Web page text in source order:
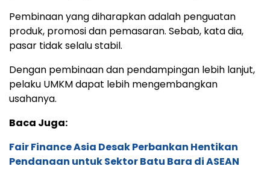
Pembinaan yang diharapkan adalah penguatan
produk, promosi dan pemasaran. Sebab, kata dia,
pasar tidak selalu stabil.
Dengan pembinaan dan pendampingan lebih lanjut,
pelaku UMKM dapat lebih mengembangkan
usahanya.
Baca Juga:
Fair Finance Asia Desak Perbankan Hentikan
Pendanaan untuk Sektor Batu Bara di ASEAN